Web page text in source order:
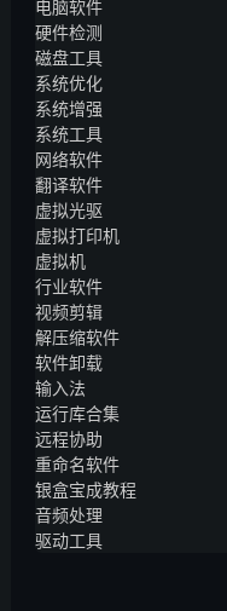
电脑软件
硬件检测
磁盘工具
系统优化
系统增强
系统工具
网络软件
翻译软件
虚拟光驱
虚拟打印机
虚拟机
行业软件
视频剪辑
解压缩软件
软件卸载
输入法
运行库合集
远程协助
重命名软件
银盒宝成教程
音频处理
驱动工具